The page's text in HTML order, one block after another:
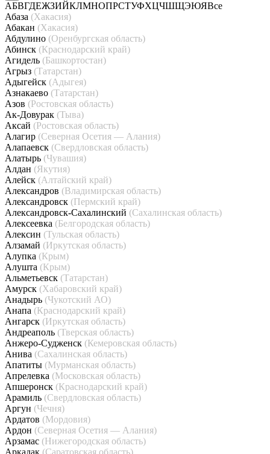
АБВГДЕЖЗИЙКЛМНОПРСТУФХЦЧШЩЭЮЯВсе
Абаза (Хакасия)
Абакан (Хакасия)
Абдулино (Оренбургская область)
Абинск (Краснодарский край)
Агидель (Башкортостан)
Агрыз (Татарстан)
Адыгейск (Адыгея)
Азнакаево (Татарстан)
Азов (Ростовская область)
Ак-Довурак (Тыва)
Аксай (Ростовская область)
Алагир (Северная Осетия — Алания)
Алапаевск (Свердловская область)
Алатырь (Чувашия)
Алдан (Якутия)
Алейск (Алтайский край)
Александров (Владимирская область)
Александровск (Пермский край)
Александровск-Сахалинский (Сахалинская область)
Алексеевка (Белгородская область)
Алексин (Тульская область)
Алзамай (Иркутская область)
Алупка (Крым)
Алушта (Крым)
Альметьевск (Татарстан)
Амурск (Хабаровский край)
Анадырь (Чукотский АО)
Анапа (Краснодарский край)
Ангарск (Иркутская область)
Андреаполь (Тверская область)
Анжеро-Судженск (Кемеровская область)
Анива (Сахалинская область)
Апатиты (Мурманская область)
Апрелевка (Московская область)
Апшеронск (Краснодарский край)
Арамиль (Свердловская область)
Аргун (Чечня)
Ардатов (Мордовия)
Ардон (Северная Осетия — Алания)
Арзамас (Нижегородская область)